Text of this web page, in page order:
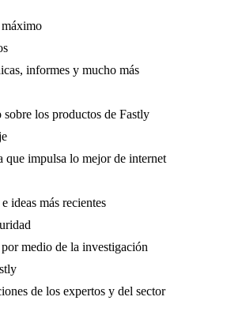
informes y mucho más
los productos de Fastly
que impulsa lo mejor de internet
ideas más recientes
medio de la investigación
de los expertos y del sector